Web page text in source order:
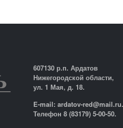
607130 р.п. Ардатов
Нижегородской области,
ул. 1 Мая, д. 18.
E-mail: ardatov-
Телефон 8 (83179) 5-00-50.